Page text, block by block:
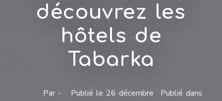
découvrez les
hôtels de
Tabarka
Par -
Publié le 26 décembre
Publié dans